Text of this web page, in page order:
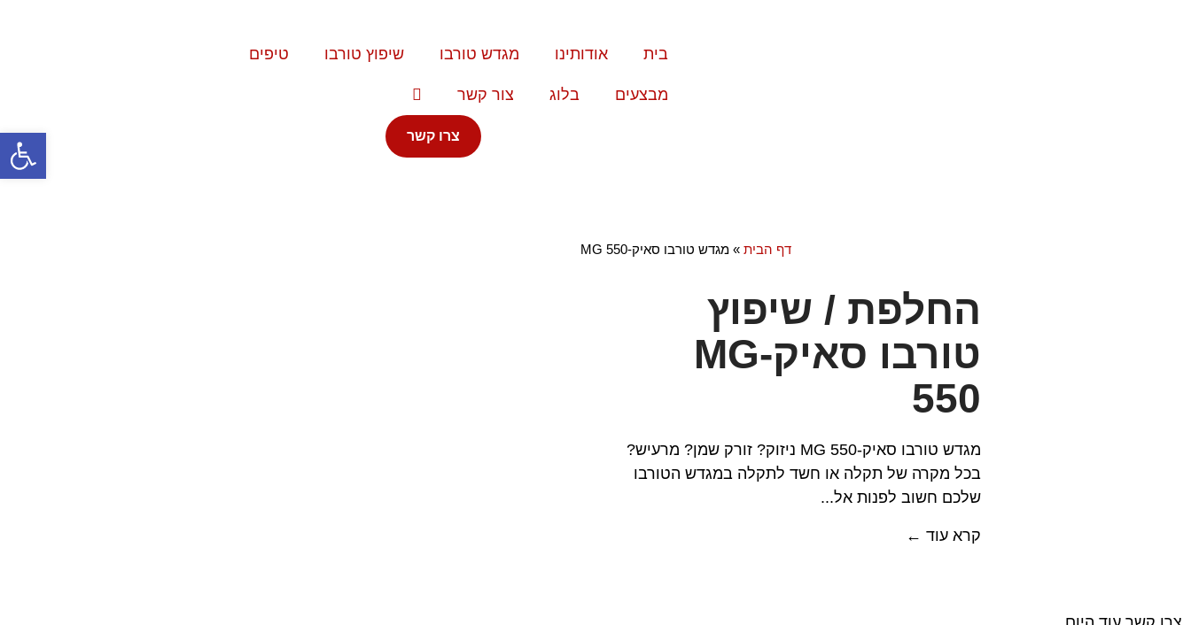
בית אודותינו מגדש טורבו שיפוץ טורבו טיפים
מבצעים בלוג צור קשר
צרו קשר
דף הבית » מגדש טורבו סאיק-MG 550
החלפת / שיפוץ
טורבו סאיק-MG
550
מגדש טורבו סאיק-MG 550 ניזוק? זורק שמן? מרעיש?
בכל מקרה של תקלה או חשד לתקלה במגדש הטורבו
שלכם חשוב לפנות אל...
קרא עוד ←